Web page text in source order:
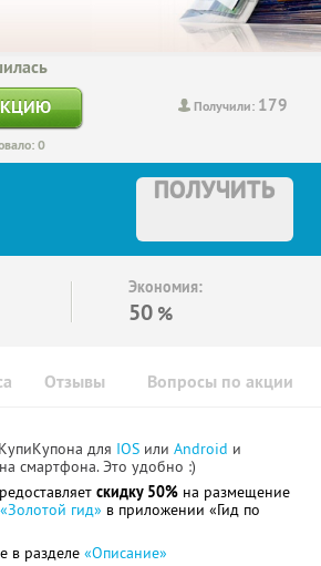
Получили: 179
0
ПОЛУЧИТЬ
Экономия:
50 %
Отзывы Вопросы по акции
для IOS или Android и
смартфона. Это удобно :)
скидку 50% на размещение
«Золотой гид» в приложении «Гид по
в разделе «Описание»